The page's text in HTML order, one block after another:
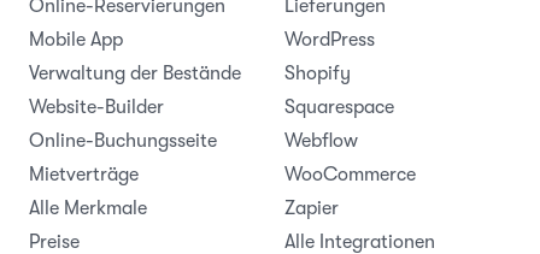
Online-Reservierungen
Mobile App
Verwaltung der Bestände
Website-Builder
Online-Buchungsseite
Mietverträge
Alle Merkmale
Preise
Lieferungen
WordPress
Shopify
Squarespace
Webflow
WooCommerce
Zapier
Alle Integrationen